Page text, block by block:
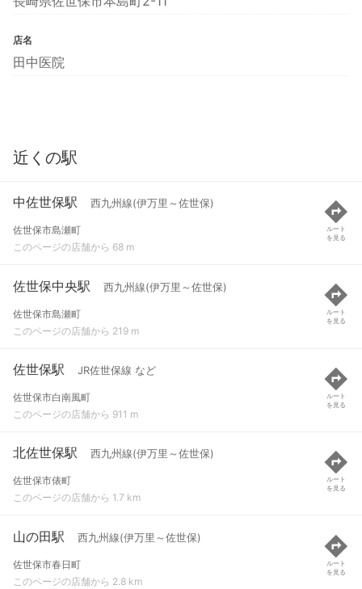
店名
田中医院
近くの駅
中佐世保駅 西九州線(伊万里～佐世保)
佐世保市島瀬町
このページの店舗から 68 m
ルート
を見る
佐世保中央駅 西九州線(伊万里～佐世保)
佐世保市島瀬町
このページの店舗から 219 m
ルート
を見る
佐世保駅 JR佐世保線 など
佐世保市白南風町
このページの店舗から 911 m
ルート
を見る
北佐世保駅 西九州線(伊万里～佐世保)
佐世保市俵町
このページの店舗から 1.7 km
ルート
を見る
山の田駅 西九州線(伊万里～佐世保)
佐世保市春日町
このページの店舗から 2.8 km
ルート
を見る